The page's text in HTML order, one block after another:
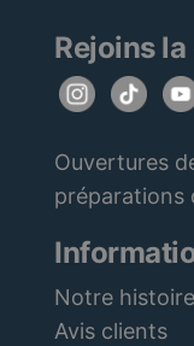
Rejoins
Ouvertures
préparations
Notre histoire
Avis clients